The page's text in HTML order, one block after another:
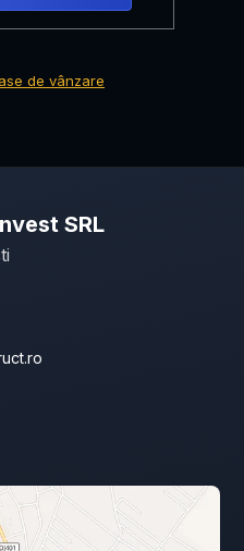
de vânzare
SRL